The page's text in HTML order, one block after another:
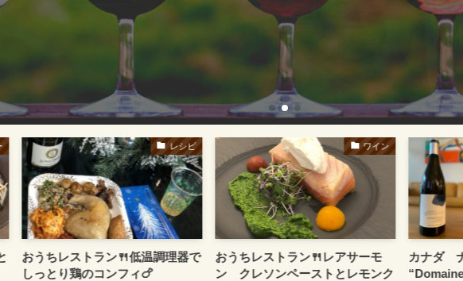
レシピ
おうちレストラン🍴低温調理器で
しっとり鶏のコンフィ🍗
ワイン
おうちレストラン🍴レアサーモ
ン クレソンペーストとレモンク
カナダ ナイ
“Domaine